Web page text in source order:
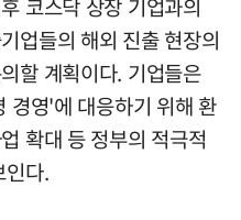
코스닥 상장 기업과의
업들의 해외 진출 현장의
할 계획이다. 기업들은
경영'에 대응하기 위해 환
확대 등 정부의 적극적
인다.